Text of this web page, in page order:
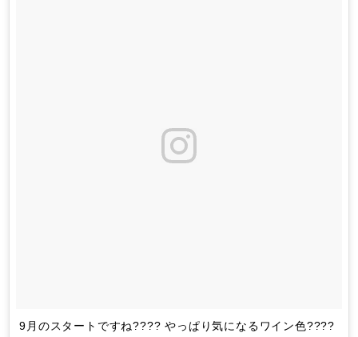
9月のスタートですね???? やっぱり気になるワイン色????